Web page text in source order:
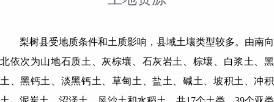
梨树县受地质条件和土质影响，县域土壤类型较多。由南向
北依次为山地石质土、灰棕壤、石灰岩土、棕壤、白浆土、黑
土、黑钙土、淡黑钙土、草甸土、盐土、碱土、坡积土、冲积